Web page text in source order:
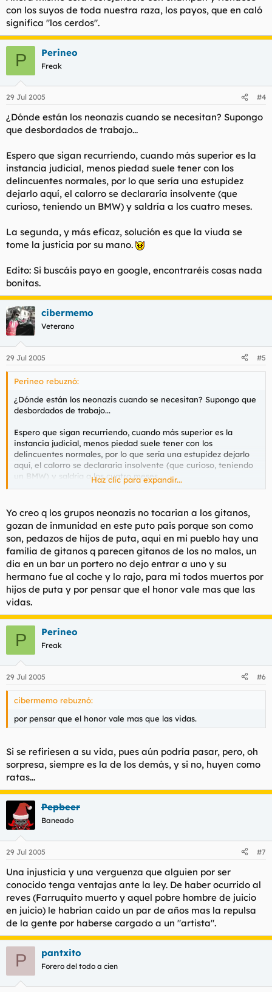
con los suyos de toda nuestra raza, los payos, que en caló
significa "los cerdos".
P Perineo
Freak
29 Jul 2005 #4
¿Dónde están los neonazis cuando se necesitan? Supongo
que desbordados de trabajo...
Espero que sigan recurriendo, cuando más superior es la
instancia judicial, menos piedad suele tener con los
delincuentes normales, por lo que sería una estupidez
dejarlo aquí, el calorro se declararía insolvente (que
curioso, teniendo un BMW) y saldría a los cuatro meses.
La segunda, y más eficaz, solución es que la viuda se
tome la justicia por su mano.
Edito: Si buscáis payo en google, encontraréis cosas nada
bonitas.
cibermemo
Veterano
29 Jul 2005 #5
Perineo rebuznó:
¿Dónde están los neonazis cuando se necesitan? Supongo que
desbordados de trabajo...
Espero que sigan recurriendo, cuando más superior es la
instancia judicial, menos piedad suele tener con los
delincuentes normales, por lo que sería una estupidez dejarlo
aquí, el calorro se declararía insolvente (que curioso, teniendo
un BMW) y saldría a los cuatro meses.
justicia por su mano.
Haz clic para expandir...
Yo creo q los grupos neonazis no tocarian a los gitanos,
gozan de inmunidad en este puto pais porque son como
son, pedazos de hijos de puta, aqui en mi pueblo hay una
familia de gitanos q parecen gitanos de los no malos, un
dia en un bar un portero no dejo entrar a uno y su
hermano fue al coche y lo rajo, para mi todos muertos por
hijos de puta y por pensar que el honor vale mas que las
vidas.
P Perineo
Freak
29 Jul 2005 #6
cibermemo rebuznó:
por pensar que el honor vale mas que las vidas.
Si se refiriesen a su vida, pues aún podría pasar, pero, oh
sorpresa, siempre es la de los demás, y si no, huyen como
ratas...
Pepbeer
Baneado
29 Jul 2005 #7
Una injusticia y una verguenza que alguien por ser
conocido tenga ventajas ante la ley. De haber ocurrido al
reves (Farruquito muerto y aquel pobre hombre de juicio
en juicio) le habrian caido un par de años mas la repulsa
de la gente por haberse cargado a un "artista".
P pantxito
Forero del todo a cien